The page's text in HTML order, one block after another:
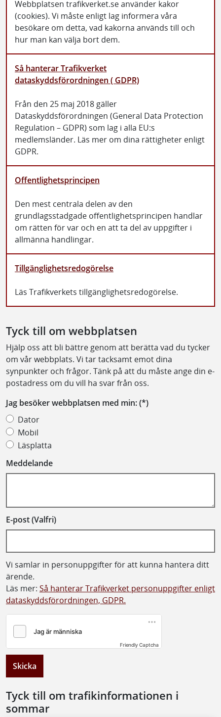
Webbplatsen trafikverket.se använder kakor
(cookies). Vi måste enligt lag informera våra
besökare om detta, vad kakorna används till och
hur man kan välja bort dem.
Så hanterar Trafikverket
dataskyddsförordningen ( GDPR)
Från den 25 maj 2018 gäller
Dataskyddsförordningen (General Data Protection
Regulation – GDPR) som lag i alla EU:s
medlemsländer. Läs mer om dina rättigheter enligt
GDPR.
Offentlighetsprincipen
Den mest centrala delen av den
grundlagsstadgade offentlighetsprincipen handlar
om rätten för var och en att ta del av uppgifter i
allmänna handlingar.
Tillgänglighetsredogörelse
Läs Trafikverkets tillgänglighetsredogörelse.
Tyck till om webbplatsen
Hjälp oss att bli bättre genom att berätta vad du tycker
om vår webbplats. Vi tar tacksamt emot dina
synpunkter och frågor. Tänk på att du måste ange din e-
postadress om du vill ha svar från oss.
Jag besöker webbplatsen med min:
Dator
Mobil
Läsplatta
Meddelande
E-post (Valfri)
Vi samlar in personuppgifter för att kunna hantera ditt
ärende.
Läs mer: Så hanterar Trafikverket personuppgifter enligt
dataskyddsförordningen, GDPR.
Friendly Captcha
Skicka
Tyck till om trafikinformationen i
sommar